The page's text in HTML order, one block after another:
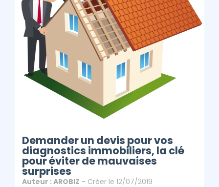
De Mauvaises
Surprises
ClicAndDiag
Article - Demander Un Devis Pour Vos Diagnostics
Immobiliers, La Clé Pour Éviter De Mauvaises Surprises
Demander un devis pour vos
diagnostics immobiliers, la clé
pour éviter de mauvaises
surprises
Auteur : AROBIZ - Créer le 12/07/2019